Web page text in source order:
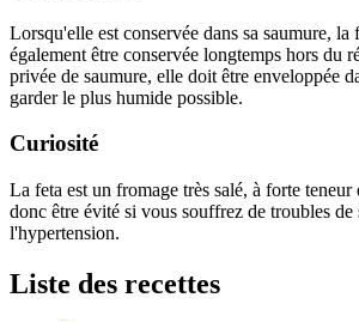
Lorsqu'elle est conservée dans sa saumure, la
également être conservée longtemps hors du
privée de saumure, elle doit être enveloppée
garder le plus humide possible.
Curiosité
La feta est un fromage très salé, à forte
donc être évité si vous souffrez de troubles de
l'hypertension.
Liste des recettes